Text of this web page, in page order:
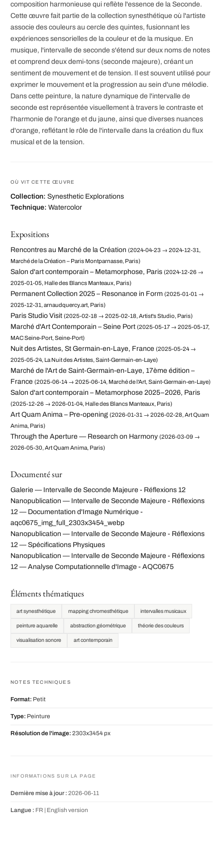
composition harmonieuse qui reflète l'essence de la Seconde.
Cette œuvre fait partie de la collection synesthétique où l'artiste
associe des couleurs au cercle des quintes, fusionnant les
expériences sensorielles de la couleur et de la musique. En
musique, l'intervalle de seconde s'étend sur deux noms de notes
et comprend deux demi-tons (seconde majeure), créant un
sentiment de mouvement et de tension. Il est souvent utilisé pour
exprimer le mouvement et la progression au sein d'une mélodie.
Dans cette peinture, la nature dynamique de l'intervalle de
seconde est représentée visuellement à travers le contraste et
l'harmonie de l'orange et du jaune, ainsi que diverses nuances
d'orange, reflétant le rôle de l'intervalle dans la création du flux
musical et de la tension.
OÙ VIT CETTE ŒUVRE
Collection: Synesthetic Explorations
Technique: Watercolor
Expositions
Rencontres au Marché de la Création (2024-04-23 → 2024-12-31,
Marché de la Création – Paris Montparnasse, Paris)
Salon d'art contemporain – Metamorphose, Paris (2024-12-26 →
2025-01-05, Halle des Blancs Manteaux, Paris)
Permanent Collection 2025 – Resonance in Form (2025-01-01 →
2025-12-31, arnaudquercy.art, Paris)
Paris Studio Visit (2025-02-18 → 2025-02-18, Artist's Studio, Paris)
Marché d'Art Contemporain – Seine Port (2025-05-17 → 2025-05-17,
MAC Seine-Port, Seine-Port)
Nuit des Artistes, St Germain-en-Laye, France (2025-05-24 →
2025-05-24, La Nuit des Artistes, Saint-Germain-en-Laye)
Marché de l'Art de Saint-Germain-en-Laye, 17ème édition –
France (2025-06-14 → 2025-06-14, Marché de l'Art, Saint-Germain-en-Laye)
Salon d'art contemporain – Metamorphose 2025–2026, Paris
(2025-12-26 → 2026-01-04, Halle des Blancs Manteaux, Paris)
Art Quam Anima – Pre-opening (2026-01-31 → 2026-02-28, Art Quam
Anima, Paris)
Through the Aperture — Research on Harmony (2026-03-09 →
2026-05-30, Art Quam Anima, Paris)
Documenté sur
Galerie — Intervalle de Seconde Majeure - Réflexions 12
Nanopublication — Intervalle de Seconde Majeure - Réflexions
12 — Documentation d'Image Numérique -
aqc0675_img_full_2303x3454_webp
Nanopublication — Intervalle de Seconde Majeure - Réflexions
12 — Spécifications Physiques
Nanopublication — Intervalle de Seconde Majeure - Réflexions
12 — Analyse Computationnelle d'Image - AQC0675
Éléments thématiques
art synesthétique mapping chromesthétique intervalles musicaux
peinture aquarelle abstraction géométrique théorie des couleurs
visualisation sonore art contemporain
NOTES TECHNIQUES
Format: Petit
Type: Peinture
Résolution de l'image: 2303x3454 px
INFORMATIONS SUR LA PAGE
Dernière mise à jour : 2026-06-11
Langue : FR | English version